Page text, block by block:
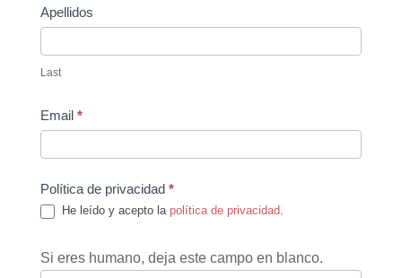
Apellidos
Last
Email *
Política de privacidad *
He leído y acepto la política de privacidad
Si eres humano, deja este campo en blanco.